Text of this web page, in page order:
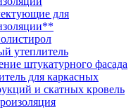
для
утеплитель
штукатурного фасада
для каркасных
и скатных кровель